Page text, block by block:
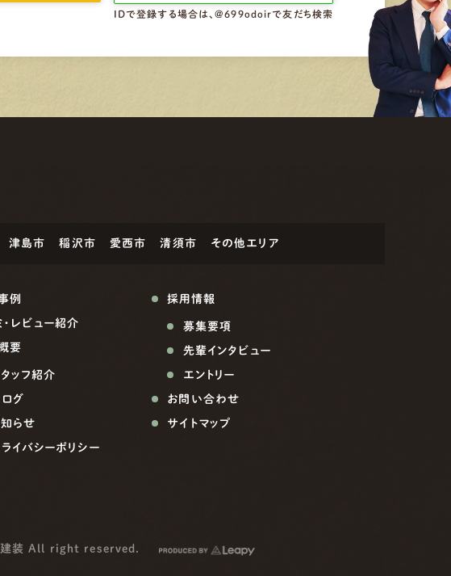
IDで登録する場合は、@699odoirで友だち検索
津島市 稲沢市 愛西市 清須市 その他エリア
例
・レビュー紹介
要
ッフ紹介
グ
らせ
イバシーポリシー
採用情報
募集要項
先輩インタビュー
エントリー
お問い合わせ
サイトマップ
装 All right reserved.